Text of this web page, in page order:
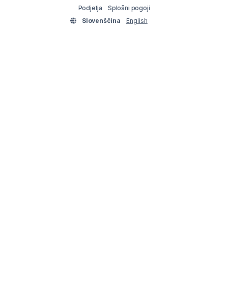
Podjetja
Splošni pogoji
Slovenščina
English